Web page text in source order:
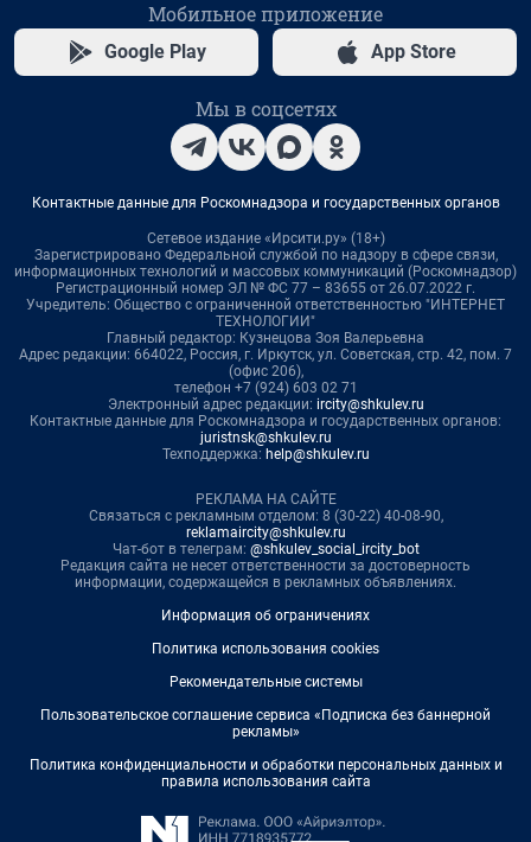
Мобильное приложение
Google Play App Store
Мы в соцсетях
Контактные данные для Роскомнадзора и государственных органов
Сетевое издание «Ирсити.ру» (18+)
Зарегистрировано Федеральной службой по надзору в сфере связи,
информационных технологий и массовых коммуникаций (Роскомнадзор)
Регистрационный номер ЭЛ № ФС 77 – 83655 от 26.07.2022 г.
Учредитель: Общество с ограниченной ответственностью "ИНТЕРНЕТ
ТЕХНОЛОГИИ"
Главный редактор: Кузнецова Зоя Валерьевна
Адрес редакции: 664022, Россия, г. Иркутск, ул. Советская, стр. 42, пом. 7
(офис 206),
телефон +7 (924) 603 02 71
Электронный адрес редакции: ircity@shkulev.ru
Контактные данные для Роскомнадзора и государственных органов:
juristnsk@shkulev.ru
Техподдержка: help@shkulev.ru
РЕКЛАМА НА САЙТЕ
Связаться с рекламным отделом: 8 (30-22) 40-08-90,
reklamaircity@shkulev.ru
Чат-бот в телеграм: @shkulev_social_ircity_bot
Редакция сайта не несет ответственности за достоверность
информации, содержащейся в рекламных объявлениях.
Информация об ограничениях
Политика использования cookies
Рекомендательные системы
Пользовательское соглашение сервиса «Подписка без баннерной
рекламы»
Политика конфиденциальности и обработки персональных данных и
правила использования сайта